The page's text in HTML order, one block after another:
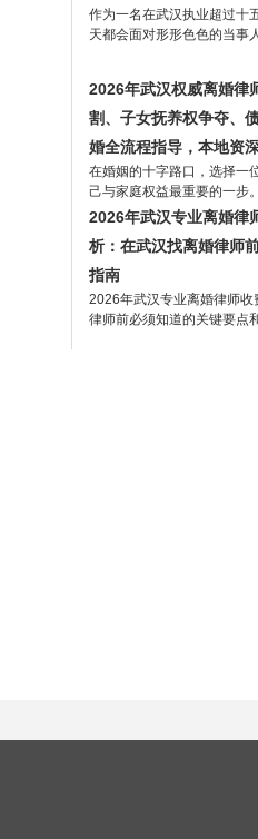
作为一名在武汉执业超过十
天都会面对形形色色的当事
2026年武汉权威离婚律
割、子女抚养权争夺、
婚全流程指导，本地资
在婚姻的十字路口，选择一
己与家庭权益最重要的一步
2026年武汉专业离婚律
析：在武汉找离婚律师
指南
2026年武汉专业离婚律师
律师前必须知道的关键要点